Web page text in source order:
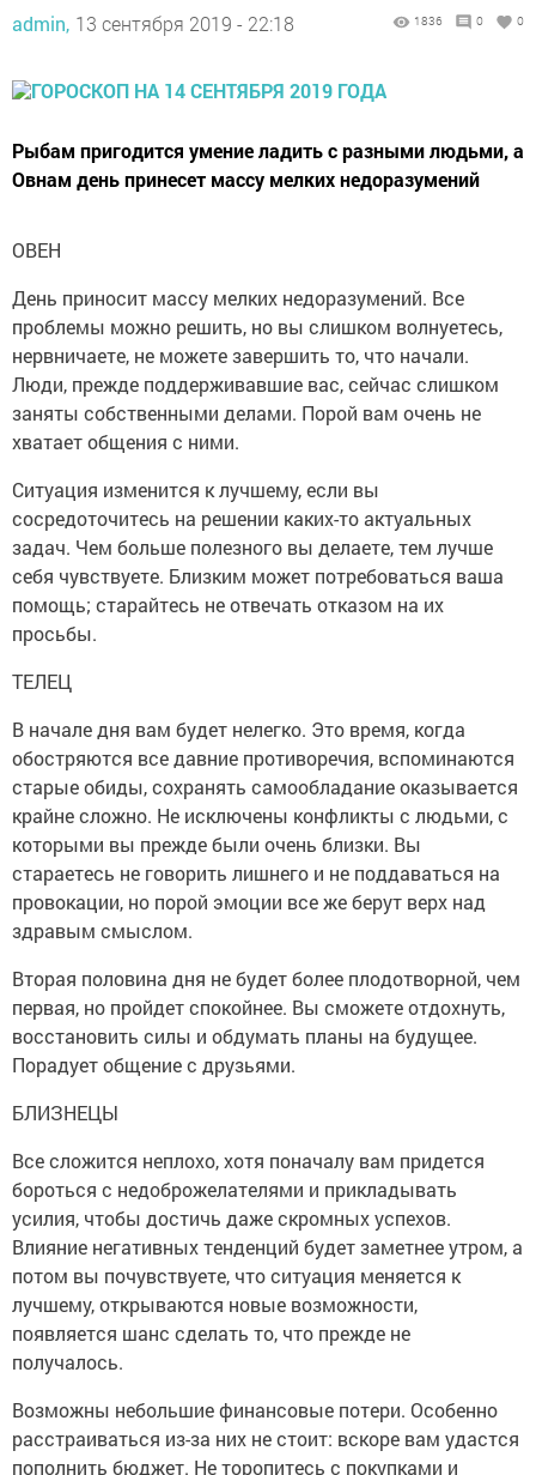
admin, 13 сентября 2019 - 22:18 1836 0 0
Рыбам пригодится умение ладить с разными людьми, а
Овнам день принесет массу мелких недоразумений
ОВЕН
День приносит массу мелких недоразумений. Все
проблемы можно решить, но вы слишком волнуетесь,
нервничаете, не можете завершить то, что начали.
Люди, прежде поддерживавшие вас, сейчас слишком
заняты собственными делами. Порой вам очень не
хватает общения с ними.
Ситуация изменится к лучшему, если вы
сосредоточитесь на решении каких-то актуальных
задач. Чем больше полезного вы делаете, тем лучше
себя чувствуете. Близким может потребоваться ваша
помощь; старайтесь не отвечать отказом на их
просьбы.
ТЕЛЕЦ
В начале дня вам будет нелегко. Это время, когда
обостряются все давние противоречия, вспоминаются
старые обиды, сохранять самообладание оказывается
крайне сложно. Не исключены конфликты с людьми, с
которыми вы прежде были очень близки. Вы
стараетесь не говорить лишнего и не поддаваться на
провокации, но порой эмоции все же берут верх над
здравым смыслом.
Вторая половина дня не будет более плодотворной, чем
первая, но пройдет спокойнее. Вы сможете отдохнуть,
восстановить силы и обдумать планы на будущее.
Порадует общение с друзьями.
БЛИЗНЕЦЫ
Все сложится неплохо, хотя поначалу вам придется
бороться с недоброжелателями и прикладывать
усилия, чтобы достичь даже скромных успехов.
Влияние негативных тенденций будет заметнее утром, а
потом вы почувствуете, что ситуация меняется к
лучшему, открываются новые возможности,
появляется шанс сделать то, что прежде не
получалось.
Возможны небольшие финансовые потери. Особенно
расстраиваться из-за них не стоит: вскоре вам удастся
пополнить бюджет. Не торопитесь с покупками и